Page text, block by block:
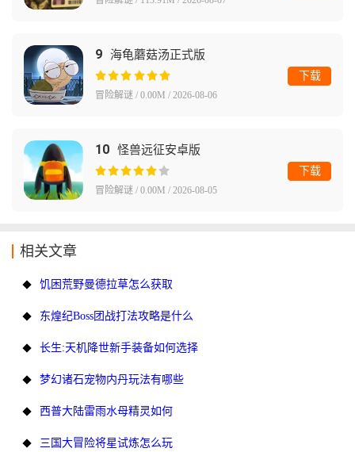
9 海龟蘑菇汤正式版
冒险解谜 / 0.00M / 2026-08-06
下载
10 怪兽远征安卓版
冒险解谜 / 0.00M / 2026-08-05
下载
相关文章
饥困荒野曼德拉草怎么获取
东煌纪Boss团战打法攻略是什么
长生:天机降世新手装备如何选择
梦幻诸石宠物内丹玩法有哪些
西普大陆雷雨水母精灵如何
三国大冒险将星试炼怎么玩